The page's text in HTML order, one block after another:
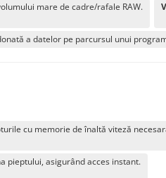
mare de cadre/rafale RAW.
a datelor pe parcursul unui
cu memorie de înaltă viteză
pieptului, asigurând acces instant.